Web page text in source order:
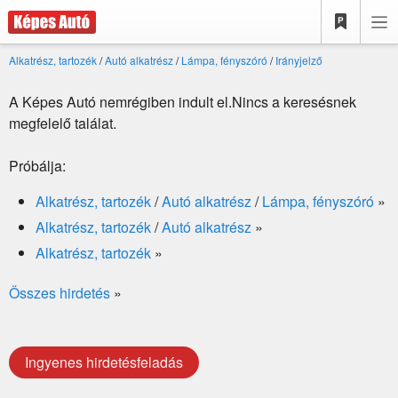
Alkatrész, tartozék/Autó alkatrész/Lámpa, fényszóró /Irányjelző
A Képes Autó nemrégiben indult el.Nincs a keresésnek
megfelelő találat.
Próbálja:
Alkatrész, tartozék/Autó alkatrész/Lámpa, fényszóró »
Alkatrész, tartozék/Autó alkatrész »
Alkatrész, tartozék »
Összes hirdetés »
Ingyenes hirdetésfeladás